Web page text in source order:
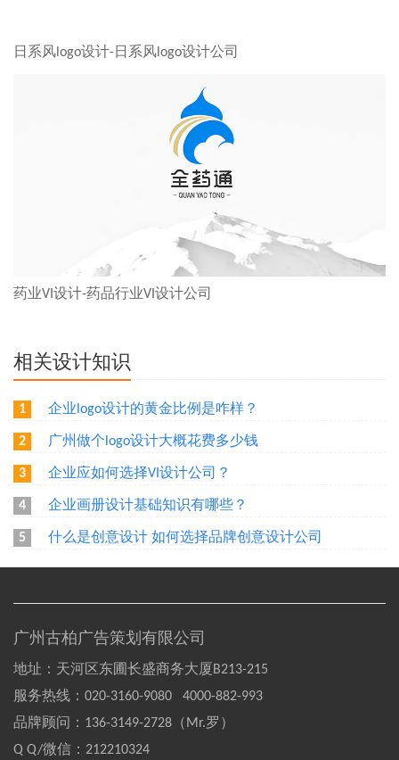
日系风logo设计-日系风logo设计公司
药业VI设计-药品行业VI设计公司
相关设计知识
1 企业logo设计的黄金比例是咋样？
2 广州做个logo设计大概花费多少钱
3 企业应如何选择VI设计公司？
4 企业画册设计基础知识有哪些？
5 什么是创意设计 如何选择品牌创意设计公司
广州古柏广告策划有限公司
地址：天河区东圃长盛商务大厦B213-215
服务热线： 020-3160-9080 4000-882-993
品牌顾问： 136-3149-2728（Mr.罗）
Q Q/微信： 212210324